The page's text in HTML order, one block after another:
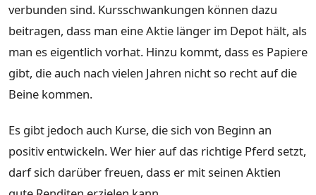
verbunden sind. Kursschwankungen können dazu
beitragen, dass man eine Aktie länger im Depot hält, als
man es eigentlich vorhat. Hinzu kommt, dass es Papiere
gibt, die auch nach vielen Jahren nicht so recht auf die
Beine kommen.
Es gibt jedoch auch Kurse, die sich von Beginn an
positiv entwickeln. Wer hier auf das richtige Pferd setzt,
darf sich darüber freuen, dass er mit seinen Aktien